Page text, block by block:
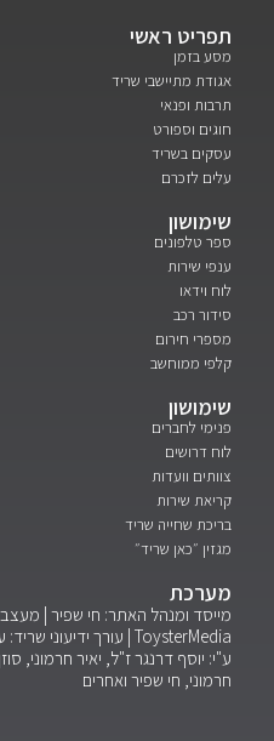
תפריט ראשי
מסע בזמן
אגודת מתיישבי שריד
תרבות ופנאי
חוגים וספורט
עסקים בשריד
עלים לזכרם
שימושון
ספר טלפונים
ענפי שירות
לוח וידאו
סידור רכב
מספרי חירום
קלפי ממוחשב
שימושון
פנימי לחברים
לוח דרושים
צוותים וועדות
קריאת שירות
בריכת שחייה שריד
מגזין ״כאן שריד״
מערכת
מייסד ומנהל האתר: חי שפיר |
ToysterMedia | עורך ידיעוני
ע"י: יוסף דרנגר ז"ל, יאיר חרמוני,
חרמוני, חי שפיר ואחרים